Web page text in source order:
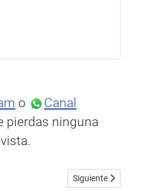
o
Canal
pierdas ninguna
desplaza a High End Vienna
Artículo
Siguiente